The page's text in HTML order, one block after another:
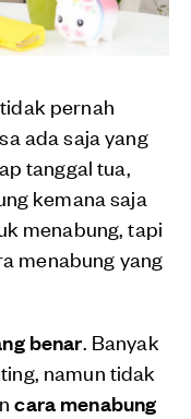
pernah
ada saja yang
tanggal tua,
kemana saja
menabung, tapi
menabung yang
benar. Banyak
namun tidak
cara menabung